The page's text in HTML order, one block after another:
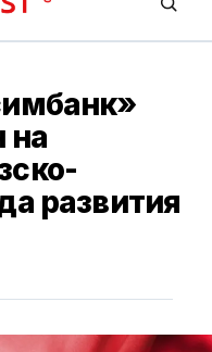
на
развития